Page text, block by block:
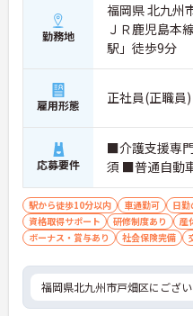
勤務地
福岡県 北九州
ＪＲ鹿児島本
駅」徒歩9分
雇用形態 正社員(正職員)
応募要件
■介護支援専
須 ■普通自動
駅から徒歩10分以内 車通勤可 日勤
資格取得サポート
研修制度あり
産
ボーナス・賞与あり
社会保険完備
福岡県北九州市戸畑区にござ